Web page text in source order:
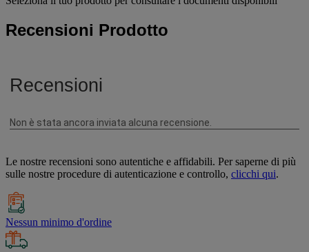
Recensioni Prodotto
Le nostre recensioni sono autentiche e affidabili. Per saperne di più
sulle nostre procedure di autenticazione e controllo, clicchi qui.
Nessun minimo d'ordine